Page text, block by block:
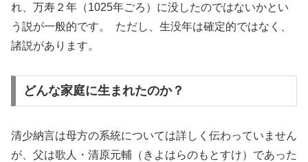
れ、万寿２年（1025年ごろ）に没したのではないかとい
う説が一般的です。 ただし、生没年は確定的ではなく、
諸説があります。
どんな家庭に生まれたのか？
清少納言は母方の系統については詳しく伝わっていません
が、父は歌人・清原元輔（きよはらのもとすけ）であった